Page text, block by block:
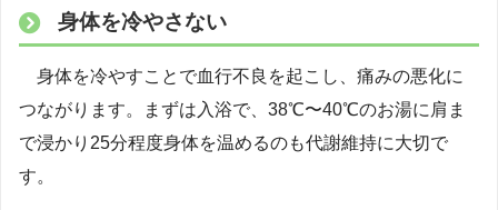
身体を冷やさない
身体を冷やすことで血行不良を起こし、痛みの悪化に
つながります。まずは入浴で、38℃〜40℃のお湯に肩ま
で浸かり25分程度身体を温めるのも代謝維持に大切で
す。